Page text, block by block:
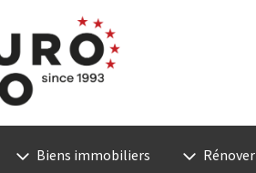
Biens immobiliers Rénover